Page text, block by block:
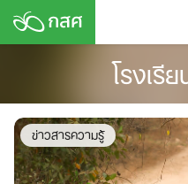
Skip
โรงเรี
ข่าวสารความรู้